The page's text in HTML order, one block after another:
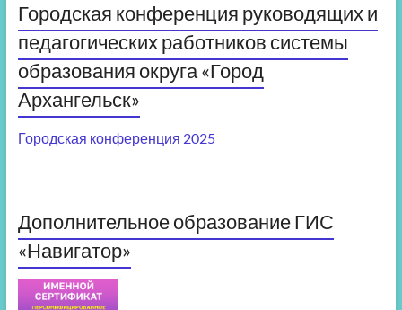
Городская конференция руководящих и
педагогических работников системы
образования округа «Город
Архангельск»
Городская конференция 2025
Дополнительное образование ГИС
«Навигатор»